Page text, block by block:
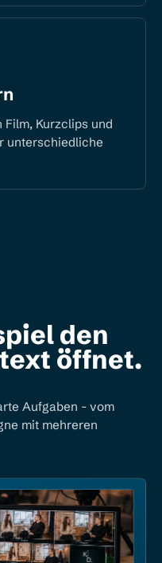
Kurzclips und
unterschiedliche
den
öffnet.
Aufgaben - vom
mit mehreren